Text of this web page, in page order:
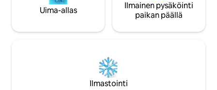
Uima-allas
Ilmainen pysäköinti
paikan päällä
Ilmastointi